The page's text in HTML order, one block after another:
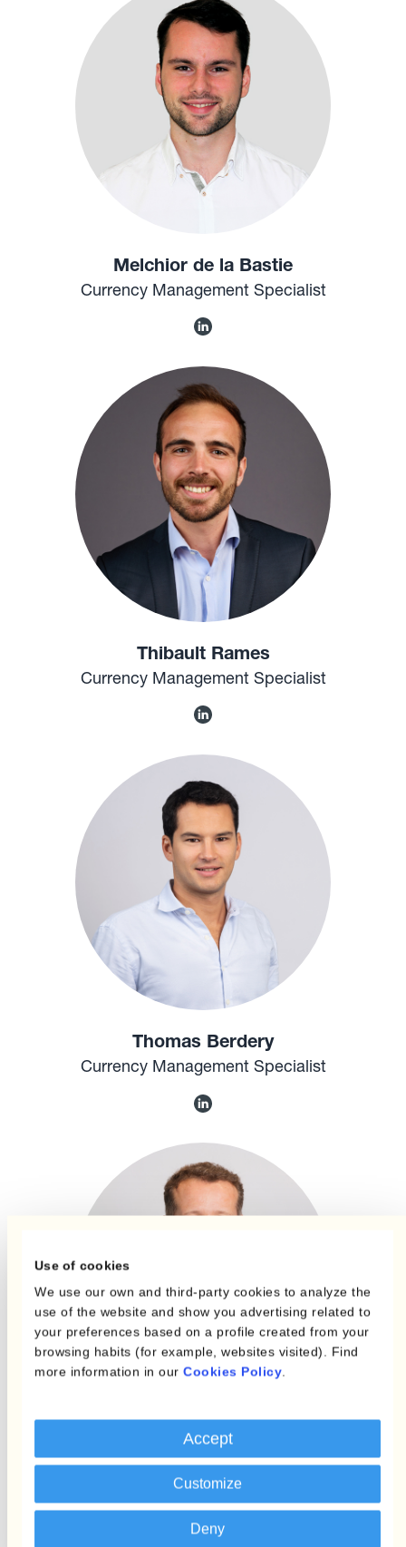
Use of cookies
We use our own and third-party cookies to analyze the
use of the website and show you advertising related to
your preferences based on a profile created from your
browsing habits (for example, websites visited). Find
more information in our Cookies Policy
Accept
Customize
Deny
Melchior de la Bastie
Currency Management Specialist
Thibault Rames
Currency Management Specialist
Thomas Berdery
Currency Management Specialist
Tristan Peyrat
Currency Management Specialist